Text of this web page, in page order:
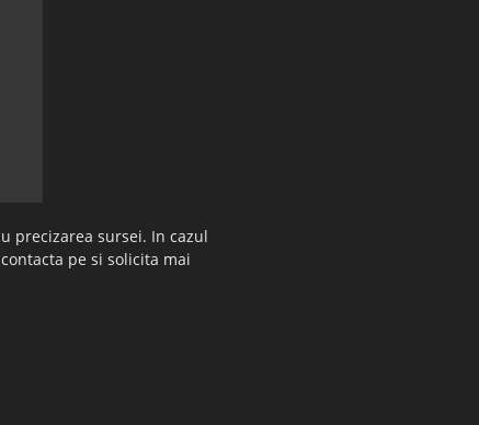
precizarea sursei. In cazul
pe si solicita mai